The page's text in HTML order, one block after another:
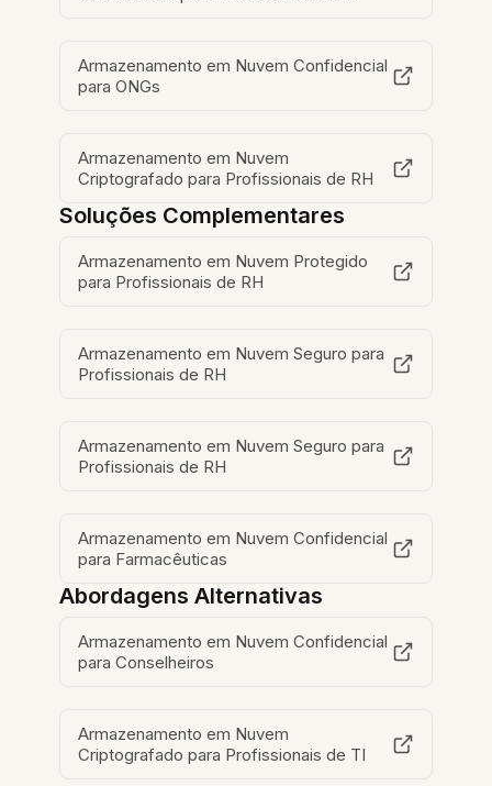
Armazenamento em Nuvem Confidencial
para ONGs
Armazenamento em Nuvem
Criptografado para Profissionais de RH
Soluções Complementares
Armazenamento em Nuvem Protegido
para Profissionais de RH
Armazenamento em Nuvem Seguro para
Profissionais de RH
Armazenamento em Nuvem Seguro para
Profissionais de RH
Armazenamento em Nuvem Confidencial
para Farmacêuticas
Abordagens Alternativas
Armazenamento em Nuvem Confidencial
para Conselheiros
Armazenamento em Nuvem
Criptografado para Profissionais de TI